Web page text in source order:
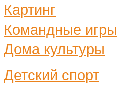
Картинг
Командные игры
Дома культуры
Детский спорт